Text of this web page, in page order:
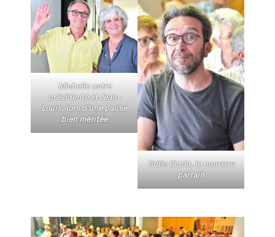
Michelle notre
présidente et Jean-
Louis, lors d’une pause
bien méritée
Tullio Corda, le nouveau
parrain